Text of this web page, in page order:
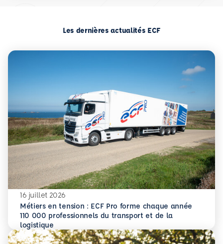
Les dernières actualités ECF
16 juillet 2026
Métiers en tension : ECF Pro forme chaque année
110 000 professionnels du transport et de la
logistique
En savoir plus
Métiers en tension : ECF Pro forme chaque année 110